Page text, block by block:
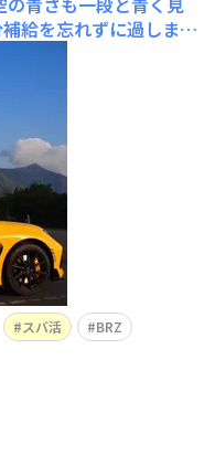
給を忘れずに過しまし
スバ活
BRZ